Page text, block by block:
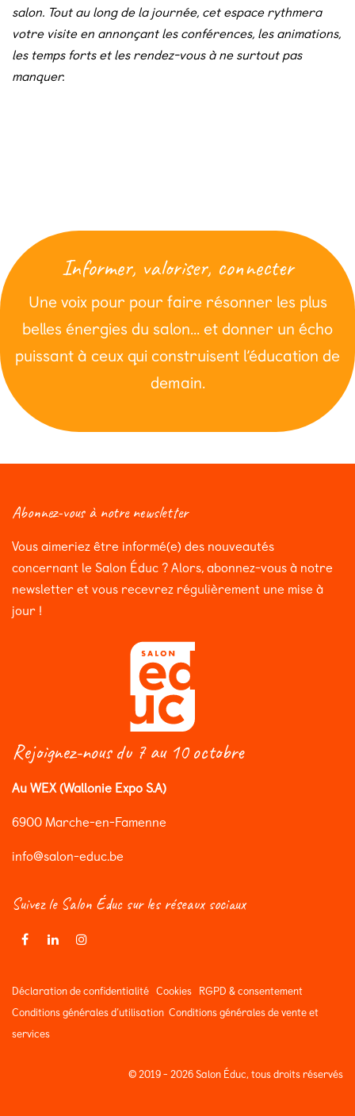
salon. Tout au long de la journée, cet espace rythmera
votre visite en annonçant les conférences, les animations,
les temps forts et les rendez-vous à ne surtout pas
manquer.
Informer, valoriser, connecter
Une voix pour pour faire résonner les plus
belles énergies du salon… et donner un écho
puissant à ceux qui construisent l’éducation de
demain.
Abonnez-vous à notre newsletter
Vous aimeriez être informé(e) des nouveautés
concernant le Salon Éduc ? Alors, abonnez-vous à notre
newsletter et vous recevrez régulièrement une mise à
jour !
Rejoignez-nous du 7 au 10 octobre
Au WEX (Wallonie Expo S.A)
6900 Marche-en-Famenne
info@salon-educ.be
Suivez le Salon Éduc sur les réseaux sociaux
Déclaration de confidentialité Cookies RGPD & consentement
Conditions générales d’utilisation Conditions générales de vente et
services
© 2019 - 2026 Salon Éduc, tous droits réservés